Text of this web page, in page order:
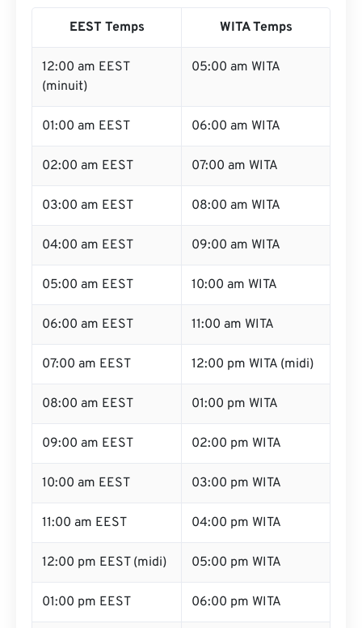
EEST Temps WITA Temps
12:00 am EEST
(minuit)
05:00 am WITA
01:00 am EEST 06:00 am WITA
02:00 am EEST 07:00 am WITA
03:00 am EEST 08:00 am WITA
04:00 am EEST 09:00 am WITA
05:00 am EEST 10:00 am WITA
06:00 am EEST 11:00 am WITA
07:00 am EEST 12:00 pm WITA (midi)
08:00 am EEST 01:00 pm WITA
09:00 am EEST 02:00 pm WITA
10:00 am EEST 03:00 pm WITA
11:00 am EEST 04:00 pm WITA
12:00 pm EEST (midi) 05:00 pm WITA
01:00 pm EEST 06:00 pm WITA